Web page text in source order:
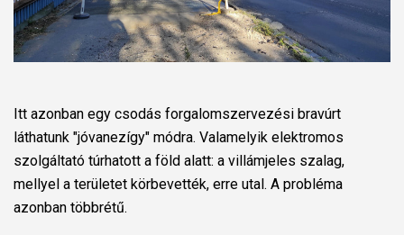
Itt azonban egy csodás forgalomszervezési bravúrt
láthatunk "jóvanezígy" módra. Valamelyik elektromos
szolgáltató túrhatott a föld alatt: a villámjeles szalag,
mellyel a területet körbevették, erre utal. A probléma
azonban többrétű.